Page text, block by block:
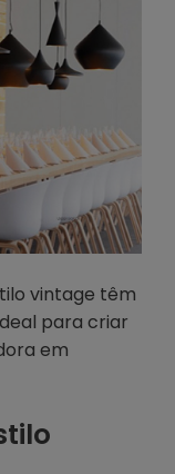
vintage têm
para criar
em